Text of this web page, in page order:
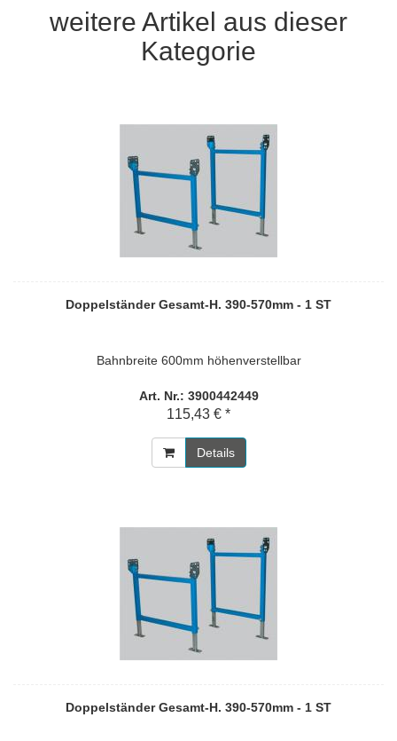
weitere Artikel aus dieser
Kategorie
Doppelständer Gesamt-H. 390-570mm - 1 ST
Bahnbreite 600mm höhenverstellbar
Art. Nr.: 3900442449
115,43 € *
Details
Doppelständer Gesamt-H. 390-570mm - 1 ST